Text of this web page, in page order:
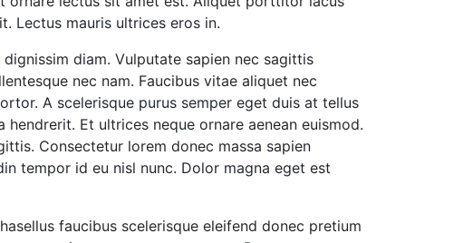
Lectus mauris ultrices eros in.
diam. Vulputate sapien nec sagittis
nec nam. Faucibus vitae aliquet nec
A scelerisque purus semper eget duis at tellus
Et ultrices neque ornare aenean euismod.
Consectetur lorem donec massa sapien
tempor id eu nisl nunc. Dolor magna eget est
faucibus scelerisque eleifend donec pretium